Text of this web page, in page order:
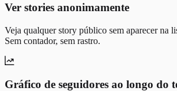
Ver stories anonimamente
Veja qualquer story público sem aparecer na
Sem contador, sem rastro.
Gráfico de seguidores ao longo do